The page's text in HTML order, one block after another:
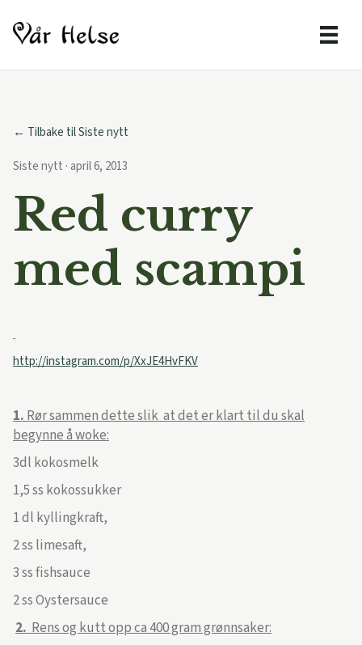
← Tilbake til Siste nytt
Siste nytt · april 6, 2013
Red curry
med scampi
http://instagram.com/p/XxJE4HvFKV
1.Rør sammen dette slik at det er klart til du skal
begynne å woke:
3dl kokosmelk
1,5 ss kokossukker
1 dl kyllingkraft,
2 ss limesaft,
3 ss fishsauce
2 ss Oystersauce
2.Rens og kutt opp ca 400 gram grønnsaker: